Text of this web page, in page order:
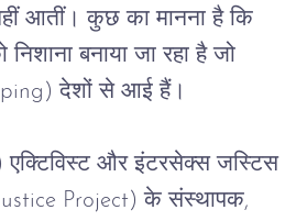
आतीं। कुछ का मानना है कि
निशाना बनाया जा रहा है जो
देशों से आई हैं।
एक्टिविस्ट और इंटरसेक्स जस्टिस
Project) के संस्थापक,